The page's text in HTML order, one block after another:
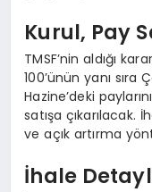
Kurul, Pay
TMSF’nin aldığı
100’ünün yanı
Hazine’deki
satışa çıkarılacak.
ve açık artırma
İhale